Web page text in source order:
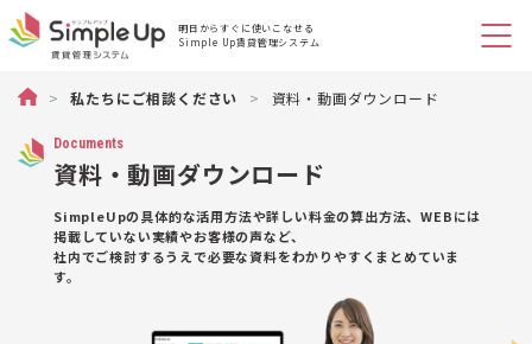
明日からすぐに使いこなせる
Simple Up賃貸管理システム
不動産管理のSimple Up（シンプルアップ）賃貸物件管理システム
> 私たちにご相談ください > 資料・動画ダウンロード
Documents
資料・動画ダウンロード
SimpleUpの具体的な活用方法や詳しい料金の算出方法、WEBには
掲載していない実績やお客様の声など、
社内でご検討するうえで必要な資料をわかりやすくまとめていま
す。